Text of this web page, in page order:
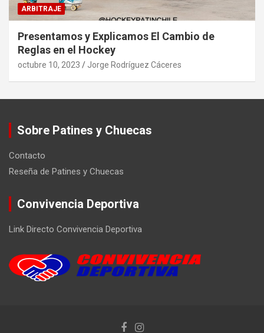
ARBITRAJE
Presentamos y Explicamos El Cambio de
Reglas en el Hockey
octubre 10, 2023 Jorge Rodríguez Cáceres
Sobre Patines y Chuecas
Contacto
Reseña de Patines y Chuecas
Convivencia Deportiva
Link Directo Convivencia Deportiva